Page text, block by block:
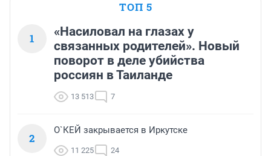
ТОП 5
1
«Насиловал на глазах у
связанных родителей». Новый
поворот в деле убийства
россиян в Таиланде
13 513 7
2
О`КЕЙ закрывается в Иркутске
11 225 24